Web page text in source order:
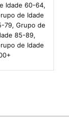
Idade 60-64,
de Idade
79, Grupo de
85-89,
de Idade